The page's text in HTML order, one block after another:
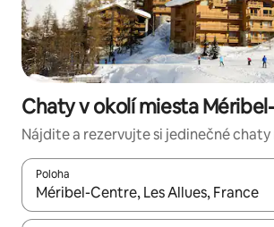
Chaty v okolí miesta
Nájdite a rezervujte si jedinečné
Poloha
Keď budú výsledky k dispozícii, môžete